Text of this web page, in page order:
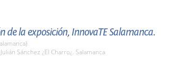
de la exposición, InnovaTE Salamanca.
Sánchez ¿El Charro¿. Salamanca